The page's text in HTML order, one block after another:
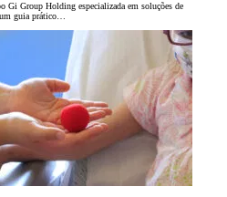
Gi Group Holding especializada em soluções de
guia prático…